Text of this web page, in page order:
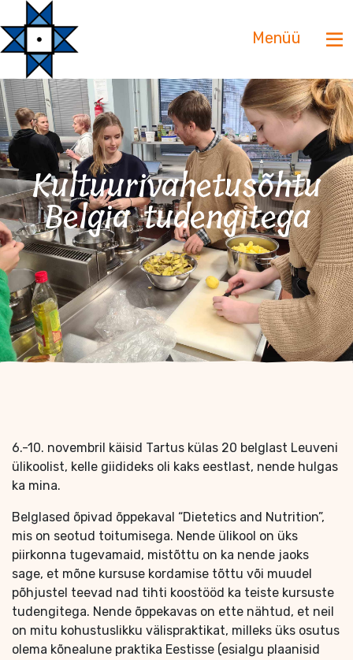
Menüü
Kultuurivahetusõhtu
Belgia tudengitega
6.-10. novembril käisid Tartus külas 20 belglast Leuveni
ülikoolist, kelle giidideks oli kaks eestlast, nende hulgas
ka mina.
Belglased õpivad õppekaval “Dietetics and Nutrition”,
mis on seotud toitumisega. Nende ülikool on üks
piirkonna tugevamaid, mistõttu on ka nende jaoks
sage, et mõne kursuse kordamise tõttu või muudel
põhjustel teevad nad tihti koostööd ka teiste kursuste
tudengitega. Nende õppekavas on ette nähtud, et neil
on mitu kohustuslikku välispraktikat, milleks üks osutus
olema kõnealune praktika Eestisse (esialgu plaanisid